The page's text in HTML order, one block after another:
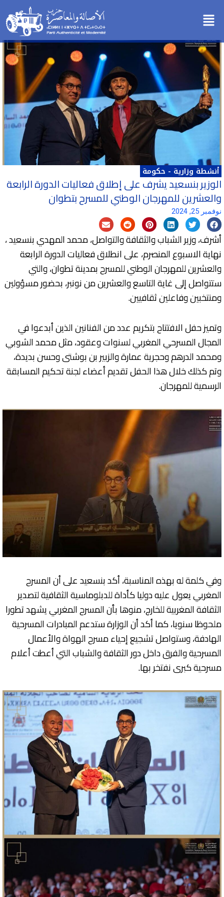
إلىMenu
أنشطة وزارية - حكومة
الوزير بنسعيد يشرف على ‎إطلاق فعاليات الدورة الرابعة
والعشرين للمهرجان الوطني للمسرح بتطوان
نوفمبر 25, 2024
أشرف، وزير الشباب والثقافة والتواصل، محمد المهدي بنسعيد ،
نهاية الاسبوع المنصرم، على انطلاق فعاليات الدورة الرابعة
والعشرين للمهرجان الوطني للمسرح بمدينة تطوان، والتي
ستتواصل إلى غاية التاسع والعشرين من نونبر، بحضور مسؤولين
ومنتخبين وفاعلين ثقافيين.
‎وتميز حفل الافتتاح بتكريم عدد من الفنانين الذين أبدعوا في
المجال المسرحي المغربي لسنوات وعقود، مثل محمد الشوبي
ومحمد الدرهم وحجرية عمارة والزبير بن بوشتى وحسن بديدة،
وتم كذلك خلال هذا الحفل تقديم أعضاء لجنة تحكيم المسابقة
الرسمية للمهرجان.
وفي كلمة له بهذه المناسبة، أكد بنسعيد على أن المسرح
المغربي يعول عليه دوليا كأداة للدبلوماسية الثقافية لتصدير
الثقافة المغربية للخارج، منوها بأن المسرح المغربي يشهد تطورا
ملحوظا سنويا، كما أكد أن الوزارة ستدعم المبادرات المسرحية
الهادفة، وستواصل تشجيع إحياء مسرح الهواة والأعمال
المسرحية والفرق داخل دور الثقافة والشباب التي أعطت أعلام
مسرحية كبرى نفتخر بها.